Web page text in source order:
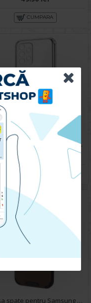
CUMPARA
Husa spate pentru Samsung Galaxy A72 - Protect+
39.90 lei
Husa spate pentru Samsung Galaxy A72 - Mantis Case Maro / Negru